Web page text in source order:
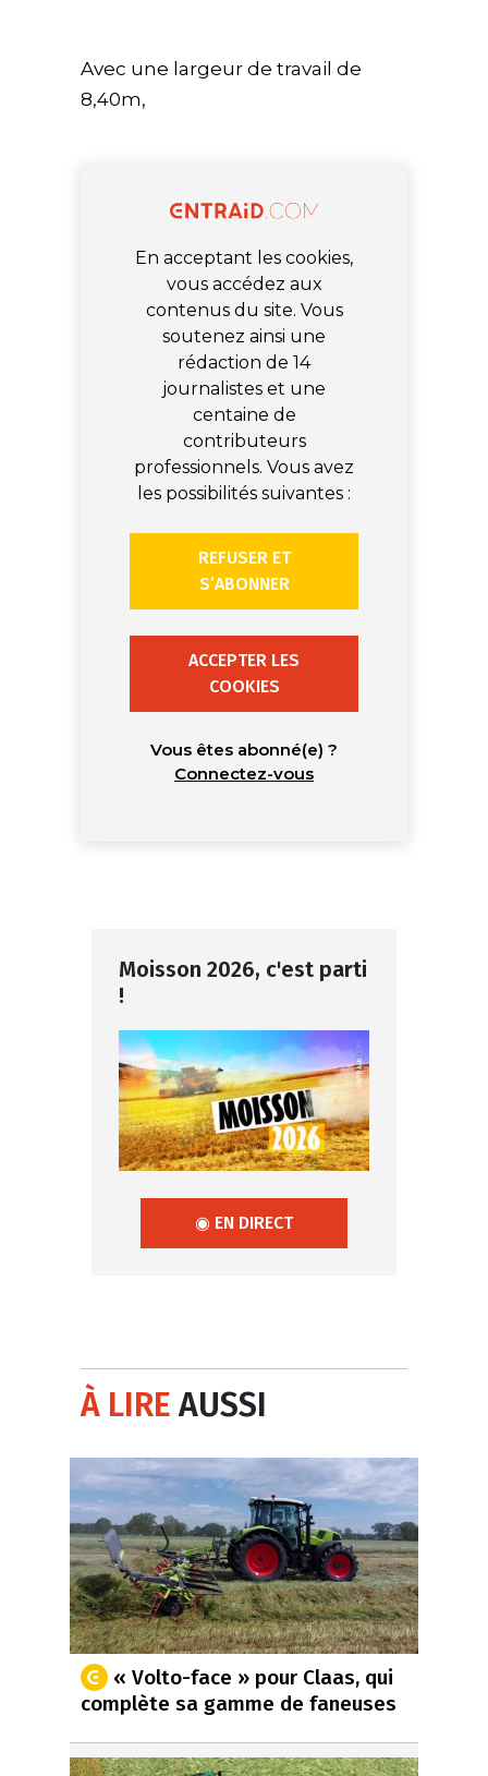
Avec une largeur de travail de
8,40m,
En acceptant les cookies,
vous accédez aux
contenus du site. Vous
soutenez ainsi une
rédaction de 14
journalistes et une
centaine de
contributeurs
professionnels. Vous avez
les possibilités suivantes :
REFUSER ET
S’ABONNER
ACCEPTER LES
COOKIES
Vous êtes abonné(e) ?
Connectez-vous
Moisson 2026, c'est parti
!
◉ EN DIRECT
À LIREAUSSI
« Volto-face » pour Claas, qui
complète sa gamme de faneuses